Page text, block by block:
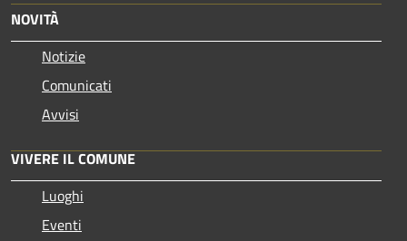
NOVITÀ
Notizie
Comunicati
Avvisi
VIVERE IL COMUNE
Luoghi
Eventi